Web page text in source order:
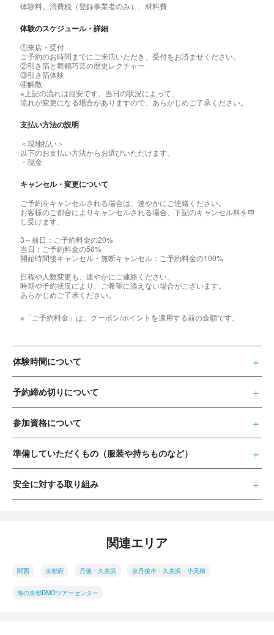
体験料、消費税（登録事業者のみ）、材料費
体験のスケジュール・詳細
①来店・受付
ご予約のお時間までにご来店いただき、受付をお済ませください。
②引き箔と舞鶴巧芸の歴史レクチャー
③引き箔体験
④解散
※上記の流れは目安です。当日の状況によって、
流れが変更になる場合がありますので、あらかじめご了承ください。
支払い方法の説明
＜現地払い＞
以下のお支払い方法からお選びいただけます。
・現金
キャンセル・変更について
ご予約をキャンセルされる場合は、速やかにご連絡ください。
お客様のご都合によりキャンセルされる場合、下記のキャンセル料を申
し受けます。
3～前日：ご予約料金の20%
当日：ご予約料金の50%
開始時間後キャンセル・無断キャンセル：ご予約料金の100%
日程や人数変更も、速やかにご連絡ください。
時期や予約状況により、ご希望に添えない場合がございます。
あらかじめご了承ください。
※「ご予約料金」は、クーポン/ポイントを適用する前の金額です。
体験時間について
予約締め切りについて
参加資格について
準備していただくもの（服装や持ちものなど）
安全に対する取り組み
関連エリア
関西 京都府 丹後・久美浜 京丹後市・久美浜・小天橋
海の京都DMOツアーセンター